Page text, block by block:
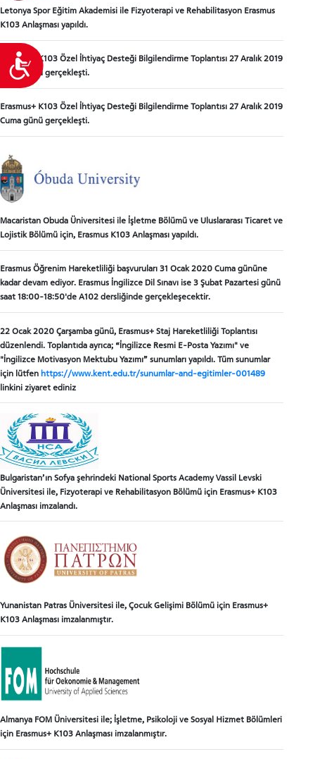
Ulaşılabilirlik
Letonya Spor Eğitim Akademisi ile Fizyoterapi ve Rehabilitasyon Erasmus
K103 Anlaşması yapıldı.
Erasmus+ K103 Özel İhtiyaç Desteği Bilgilendirme Toplantısı 27 Aralık 2019
Cuma günü gerçekleşti.
Erasmus+ K103 Özel İhtiyaç Desteği Bilgilendirme Toplantısı 27 Aralık 2019
Cuma günü gerçekleşti.
Macaristan Obuda Üniversitesi ile İşletme Bölümü ve Uluslararası Ticaret ve
Lojistik Bölümü için, Erasmus K103 Anlaşması yapıldı.
Erasmus Öğrenim Hareketliliği başvuruları 31 Ocak 2020 Cuma gününe
kadar devam ediyor. Erasmus İngilizce Dil Sınavı ise 3 Şubat Pazartesi günü
saat 18:00-18:50'de A102 dersliğinde gerçekleşecektir.
22 Ocak 2020 Çarşamba günü, Erasmus+ Staj Hareketliliği Toplantısı
düzenlendi. Toplantıda ayrıca; “İngilizce Resmi E-Posta Yazımı" ve
"İngilizce Motivasyon Mektubu Yazımı” sunumları yapıldı. Tüm sunumlar
için lütfen https://www.kent.edu.tr/sunumlar-and-egitimler-001489
linkini ziyaret ediniz
Bulgaristan’ın Sofya şehrindeki National Sports Academy Vassil Levski
Üniversitesi ile, Fizyoterapi ve Rehabilitasyon Bölümü için Erasmus+ K103
Anlaşması imzalandı.
Yunanistan Patras Üniversitesi ile, Çocuk Gelişimi Bölümü için Erasmus+
K103 Anlaşması imzalanmıştır.
Almanya FOM Üniversitesi ile; İşletme, Psikoloji ve Sosyal Hizmet Bölümleri
için Erasmus+ K103 Anlaşması imzalanmıştır.